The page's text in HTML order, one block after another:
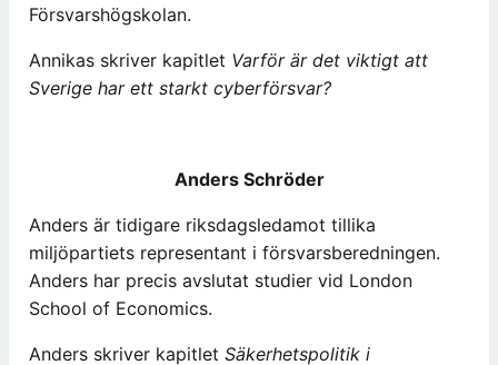
Försvarshögskolan.
Annikas skriver kapitlet Varför är det viktigt att
Sverige har ett starkt cyberförsvar?
Anders Schröder
Anders är tidigare riksdagsledamot tillika
miljöpartiets representant i försvarsberedningen.
Anders har precis avslutat studier vid London
School of Economics.
Anders skriver kapitlet Säkerhetspolitik i